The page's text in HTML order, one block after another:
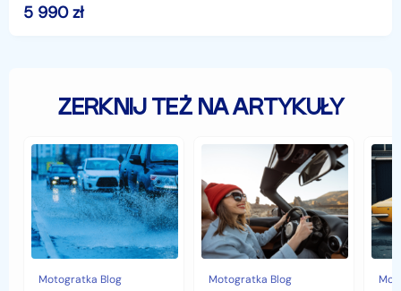
Opis:Elektryczne szyby przód, elektryczne luster
5 990zł
ZERKNIJ TEŻ NA ARTYKUŁY
Jak
zabezpieczyć
samochód
przed
jesiennymi
chłodami
i
deszczem?
Motogratka Blog
Samochód
cabrio
–
czy
to
się
opłaca
wMotogratka Blog
czyli